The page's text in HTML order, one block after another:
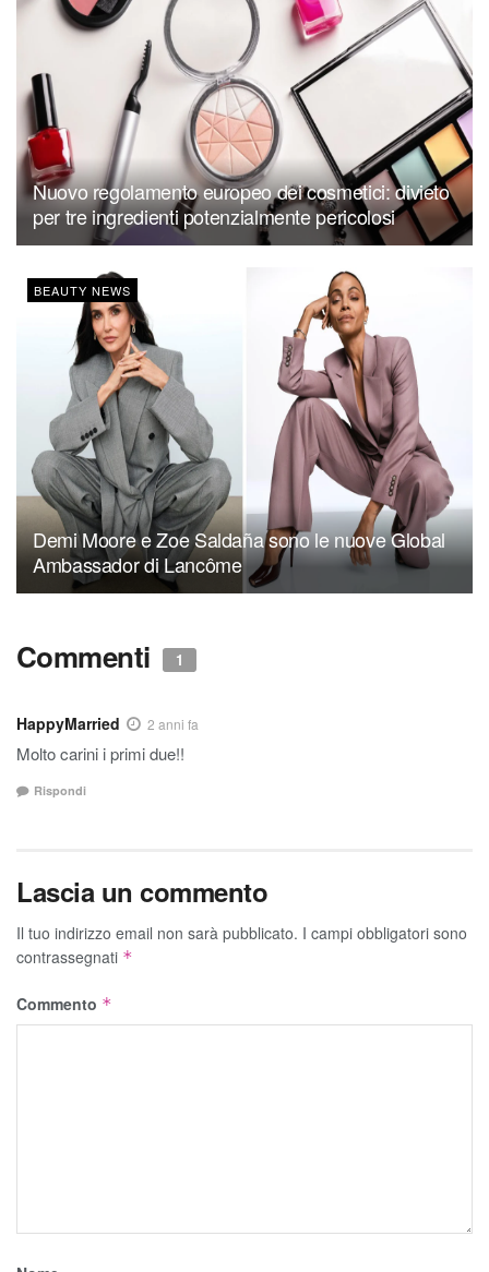
Nuovo regolamento europeo dei cosmetici: divieto
per tre ingredienti potenzialmente pericolosi
BEAUTY NEWS
Demi Moore e Zoe Saldaña sono le nuove Global
Ambassador di Lancôme
Commenti 1
HappyMarried 2 anni fa
Molto carini i primi due!!
Rispondi
Lascia un commento
Il tuo indirizzo email non sarà pubblicato. I campi obbligatori sono
contrassegnati *
Commento *